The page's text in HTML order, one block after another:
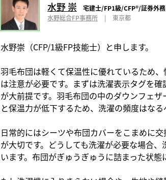
水野 崇
宅建士/FP1級/CFP®️/証券外
水野総合FP事務所
| 東京都
水野崇（CFP/1級FP技能士）と申します。
羽毛布団は軽くて保温性に優れているため
は注意が必要です。まずは洗濯表示タグを
が大前提です。羽毛布団の中のダウンフェ
と保温力が低下するため、洗濯の頻度はな
日常的にはシーツや布団カバーをこまめに
が大切です。どうしても洗濯が必要な場合
います。布団がぎゅうぎゅうに詰まった状態